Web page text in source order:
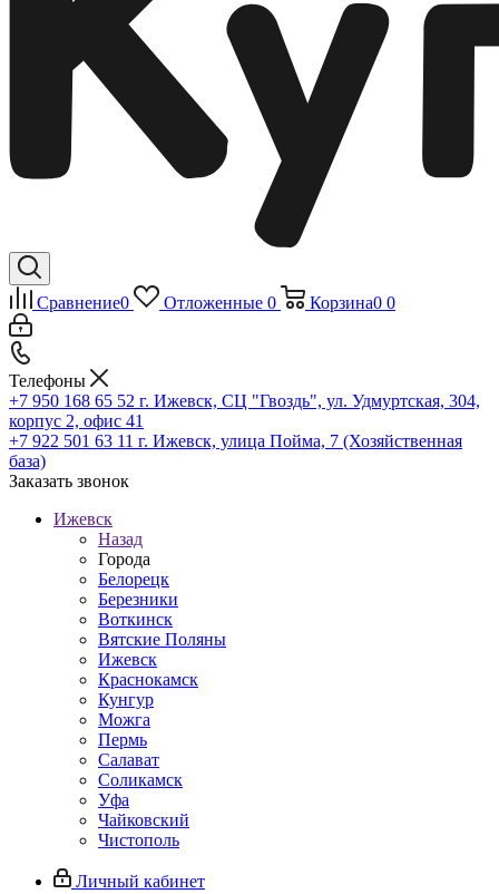
Сравнение0 Отложенные 0 Корзина0 0
Телефоны
+7 950 168 65 52 г. Ижевск, СЦ "Гвоздь", ул. Удмуртская, 304,
корпус 2, офис 41
+7 922 501 63 11 г. Ижевск, улица Пойма, 7 (Хозяйственная
база)
Заказать звонок
Ижевск
Назад
Города
Белорецк
Березники
Воткинск
Вятские Поляны
Ижевск
Краснокамск
Кунгур
Можга
Пермь
Салават
Соликамск
Уфа
Чайковский
Чистополь
Личный кабинет